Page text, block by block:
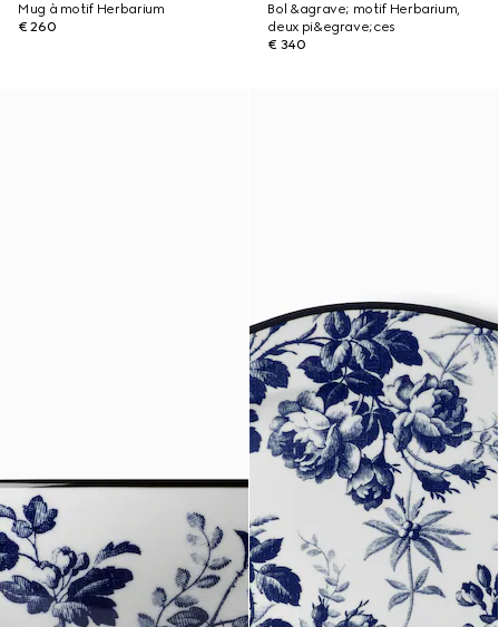
Mug à motif Herbarium
€ 260
Bol &agrave; motif Herbarium,
deux pi&egrave;ces
€ 340